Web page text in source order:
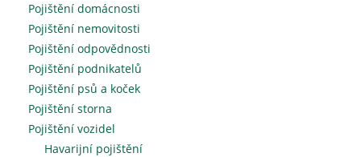
Pojištění domácnosti
Pojištění nemovitosti
Pojištění odpovědnosti
Pojištění podnikatelů
Pojištění psů a koček
Pojištění storna
Pojištění vozidel
Havarijní pojištění